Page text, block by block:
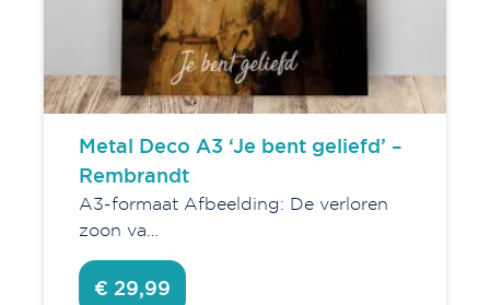
Metal Deco A3 ‘Je bent geliefd’ –
Rembrandt
A3-formaat Afbeelding: De verloren
zoon va…
€ 29,99